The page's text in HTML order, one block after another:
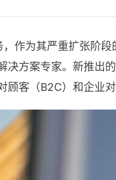
作为其严重扩张阶
决方案专家。新推
客（B2C）和企业